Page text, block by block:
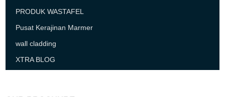
PRODUK WASTAFEL
Pusat Kerajinan Marmer
wall cladding
XTRA BLOG